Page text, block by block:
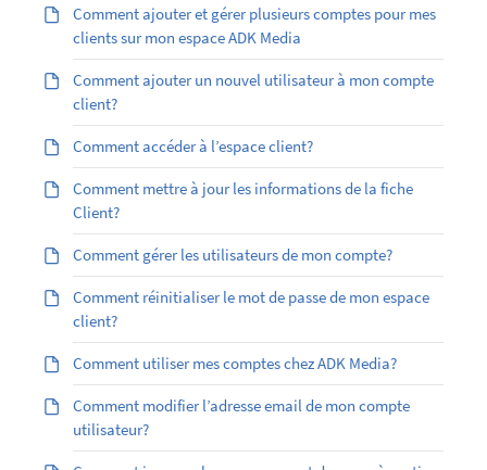
Comment ajouter et gérer plusieurs comptes pour mes
clients sur mon espace ADK Media
Comment ajouter un nouvel utilisateur à mon compte
client?
Comment accéder à l’espace client?
Comment mettre à jour les informations de la fiche
Client?
Comment gérer les utilisateurs de mon compte?
Comment réinitialiser le mot de passe de mon espace
client?
Comment utiliser mes comptes chez ADK Media?
Comment modifier l’adresse email de mon compte
utilisateur?